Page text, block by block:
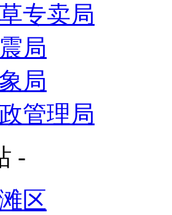
专卖局
局
局
管理局
-
区